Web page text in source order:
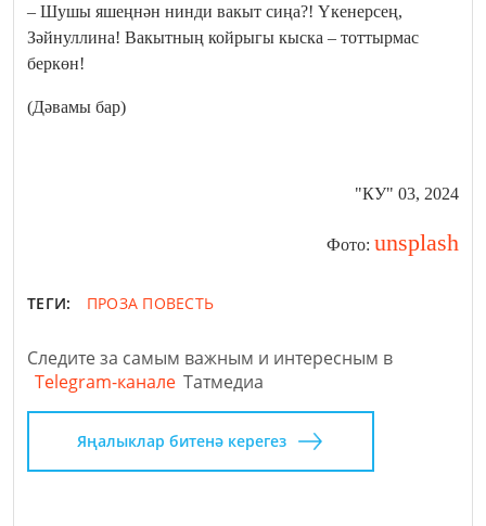
– Шушы яшеңнән нинди вакыт сиңа?! Үкенерсең,
Зәйнуллина! Вакытның койрыгы кыска – тоттырмас
беркөн!
(Дәвамы бар)
"КУ" 03, 2024
Фото: unsplash
ТЕГИ: ПРОЗА ПОВЕСТЬ
Следите за самым важным и интересным в
Telegram-канале Татмедиа
Яңалыклар битенә керегез